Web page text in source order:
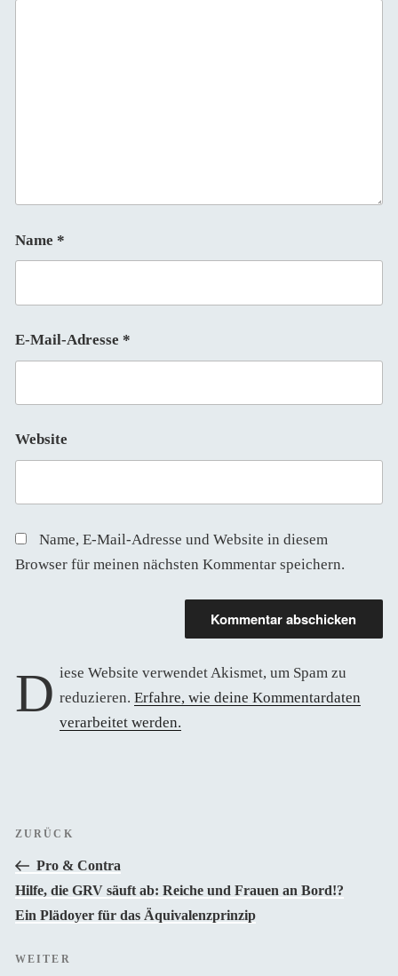
Name *
E-Mail-Adresse *
Website
Name, E-Mail-Adresse und Website in diesem
Browser für meinen nächsten Kommentar speichern.
Diese Website verwendet Akismet, um Spam zu reduzieren.Erfahre, wie deine Kommentardaten
verarbeitet werden.
Beitragsnavigation
Vorheriger
Beitrag
ZURÜCK
Pro & Contra
Hilfe, die GRV säuft ab: Reiche und Frauen an Bord!?
Ein Plädoyer für das Äquivalenzprinzip
Nächster
WEITER